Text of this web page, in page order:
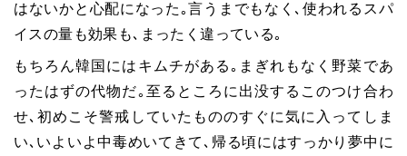
はないかと心配になった｡言うまでもなく､使われるスパ
イスの量も効果も､まったく違っている｡
もちろん韓国にはキムチがある｡まぎれもなく野菜であ
ったはずの代物だ｡至るところに出没するこのつけ合わ
せ､初めこそ警戒していたもののすぐに気に入ってしま
い､いよいよ中毒めいてきて､帰る頃にはすっかり夢中に